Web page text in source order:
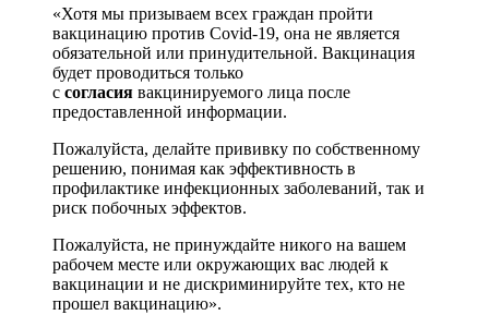
«Хотя мы призываем всех граждан пройти
вакцинацию против Covid-19, она не является
обязательной или принудительной. Вакцинация
будет проводиться только
с согласия вакцинируемого лица после
предоставленной информации.
Пожалуйста, делайте прививку по собственному
решению, понимая как эффективность в
профилактике инфекционных заболеваний, так и
риск побочных эффектов.
Пожалуйста, не принуждайте никого на вашем
рабочем месте или окружающих вас людей к
вакцинации и не дискриминируйте тех, кто не
прошел вакцинацию».